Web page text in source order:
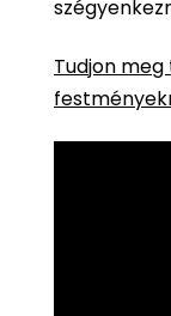
Tudjon